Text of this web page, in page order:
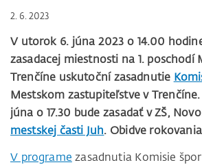
2. 6. 2023
V utorok 6. júna 2023 o 14.00
zasadacej miestnosti na 1. poschodí
Trenčíne uskutoční zasadnutie
Mestskom zastupiteľstve v
júna o 17.30 bude zasadať v ZŠ,
mestskej časti Juh. Obidve
V programe zasadnutia Komisie